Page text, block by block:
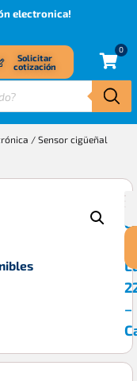
electronica!
Solicitar
cotización
0
/ Sensor cigüeñal
–